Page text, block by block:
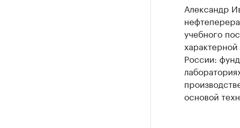
Александр
учебного
России:
основой